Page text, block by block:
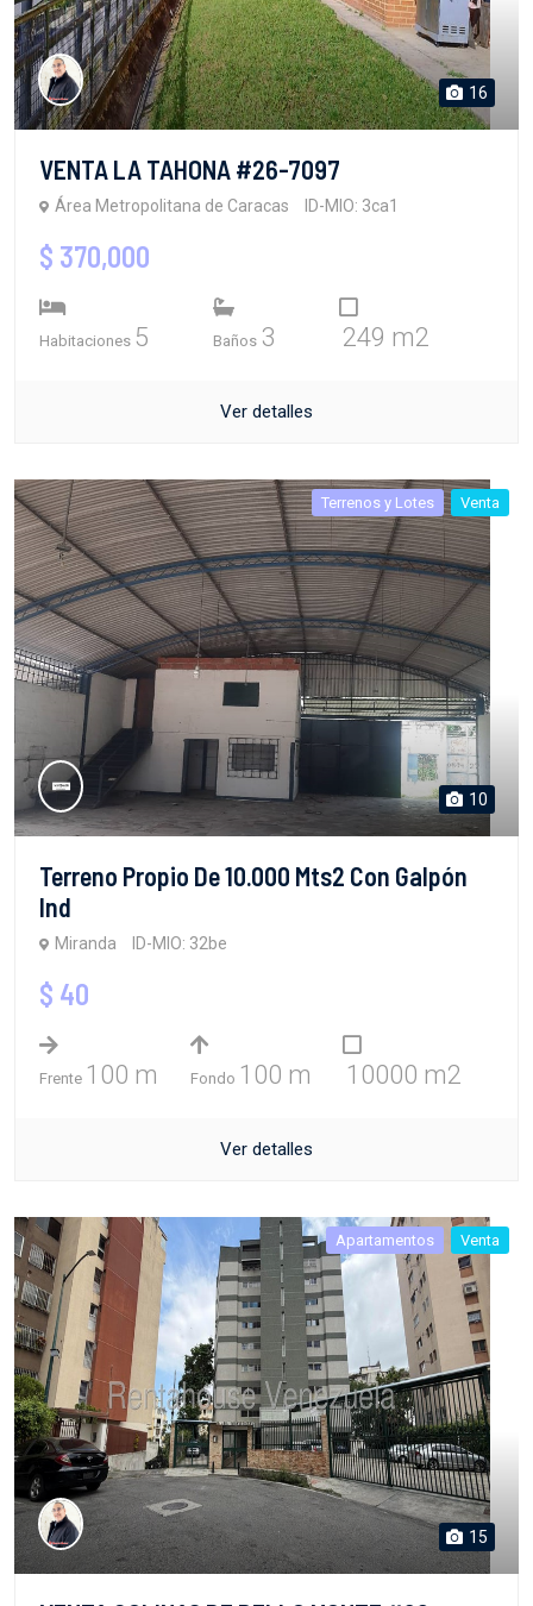
16
VENTA LA TAHONA #26-7097
Área Metropolitana de Caracas ID-MIO: 3ca1
$ 370,000
Habitaciones 5 Baños 3 249 m2
Ver detalles
Terrenos y Lotes Venta
10
Terreno Propio De 10.000 Mts2 Con Galpón
Ind
Miranda ID-MIO: 32be
$ 40
Frente 100 m Fondo 100 m 10000 m2
Ver detalles
Apartamentos Venta
15